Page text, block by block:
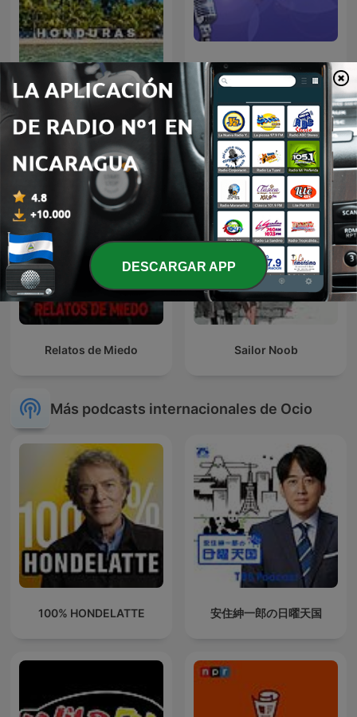
HONDURAS
Jcb Radios Podcast
Relatos de Miedo Sailor Noob
Más podcasts internacionales de Ocio
100% HONDELATTE 安住紳一郎の日曜天国
DESCARGAR APP